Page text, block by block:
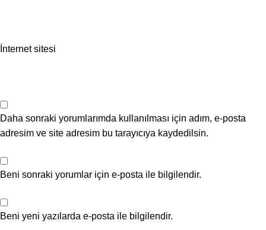
İnternet sitesi
Daha sonraki yorumlarımda kullanılması için adım, e-posta
adresim ve site adresim bu tarayıcıya kaydedilsin.
Beni sonraki yorumlar için e-posta ile bilgilendir.
Beni yeni yazılarda e-posta ile bilgilendir.